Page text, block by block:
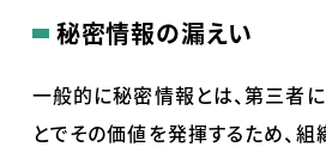
秘密情報の漏えい
一般的に秘密情報とは、第三者
とでその価値を発揮するため、